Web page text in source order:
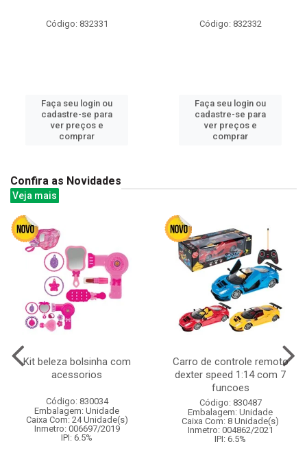
Código: 832331
Faça seu login ou
cadastre-se para
ver preços e
comprar
Código: 832332
Faça seu login ou
cadastre-se para
ver preços e
comprar
Confira as Novidades
Veja mais
Kit beleza bolsinha com
acessorios
Código: 830034
Embalagem: Unidade
Caixa Com: 24 Unidade(s)
Inmetro: 006697/2019
IPI: 6.5%
Carro de controle remoto
dexter speed 1:14 com 7
funcoes
Código: 830487
Embalagem: Unidade
Caixa Com: 8 Unidade(s)
Inmetro: 004862/2021
IPI: 6.5%